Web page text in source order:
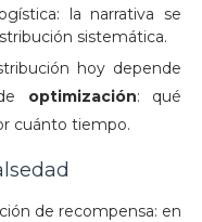
la narrativa se
sistemática.
hoy depende
optimización: qué
cuánto tiempo.
de recompensa: en